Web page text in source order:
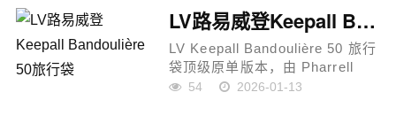
标志性 Monogram 帆布打造... LV路易威登Keepall Bandoulière 50旅行袋
LV Keepall Bandoulière 50 旅行
袋顶级原单版本，由 Pharrell
Williams 与设计师 Nigo 联手打
54 2026-01-13